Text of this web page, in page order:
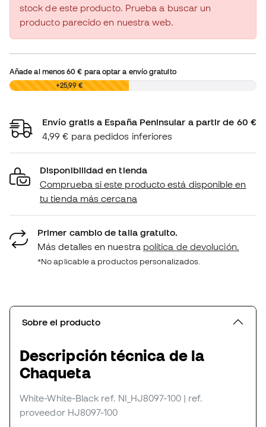
stock de este producto. Prueba a buscar un
producto parecido en nuestra web.
Añade al menos60 € para optar a envío gratuito
0,00 € +25,99 €
Envío gratis a España Peninsular a partir de 60 €
4,99 € para pedidos inferiores
Disponibilidad en tienda
Comprueba si este producto está disponible en
tu tienda más cercana
Primer cambio de talla gratuito.
Más detalles en nuestra política de devolución.
*No aplicable a productos personalizados.
Sobre el producto
Descripción técnica de la
Chaqueta
White-White-Black ref. NI_HJ8097-100 | ref.
proveedor HJ8097-100